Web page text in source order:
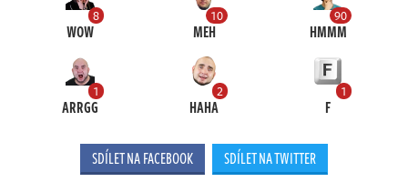
8
WOW
10
MEH
90
HMMM
1
ARRGG
2
HAHA
1
F
SDÍLET NA FACEBOOK SDÍLET NA TWITTER